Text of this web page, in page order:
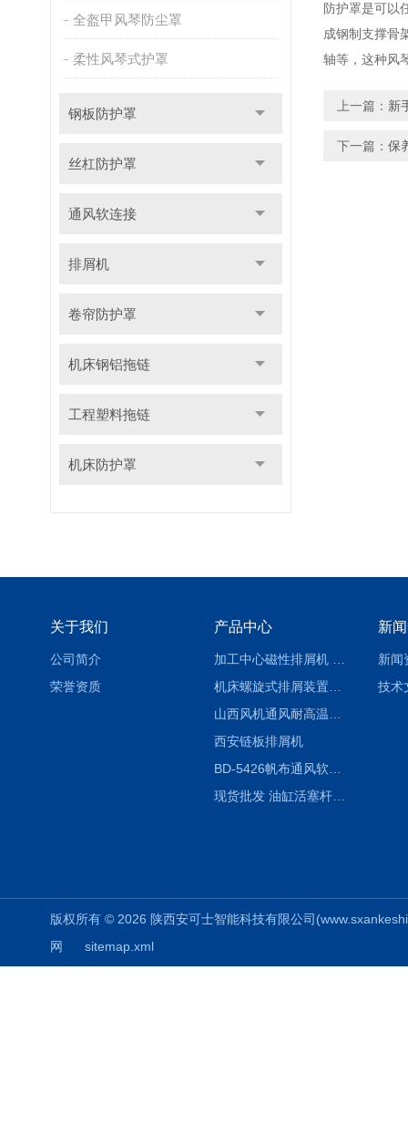
全盔甲风琴防尘罩
柔性风琴式护罩
钢板防护罩
丝杠防护罩
通风软连接
排屑机
卷帘防护罩
机床钢铝拖链
工程塑料拖链
机床防护罩
防护罩是可以
成钢制支撑骨
轴等，这种风
上一篇： 新
下一篇： 保
关于我们
公司简介
荣誉资质
产品中心
西安链板排屑机
BD-5426帆布通风软连接水泥布袋陕西生产厂家
现货批发 油缸活塞杆圆形保护套
新
新闻
技术
版权所有 © 2026 陕西安可士智能科技有限公司
网
sitemap.xml